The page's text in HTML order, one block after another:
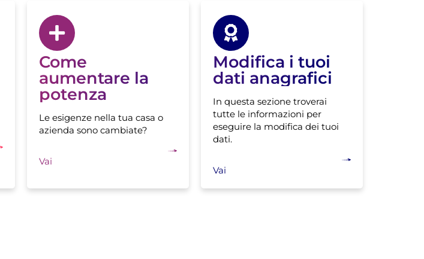
Come
aumentare la
potenza
Le esigenze nella tua casa o
azienda sono cambiate?
Vai
Modifica i tuoi
dati anagrafici
In questa sezione troverai
tutte le informazioni per
eseguire la modifica dei tuoi
dati.
Vai